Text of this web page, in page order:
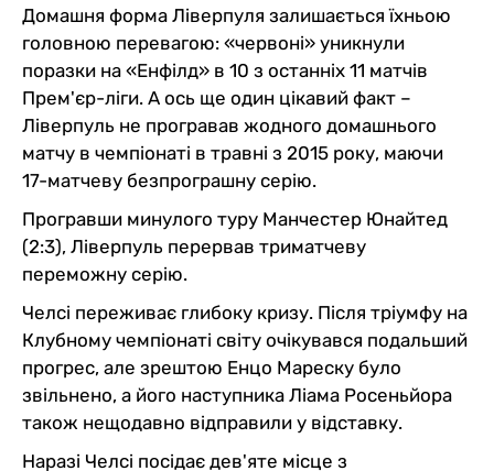
Домашня форма Ліверпуля залишається їхньою
головною перевагою: «червоні» уникнули
поразки на «Енфілд» в 10 з останніх 11 матчів
Прем'єр-ліги. А ось ще один цікавий факт –
Ліверпуль не програвав жодного домашнього
матчу в чемпіонаті в травні з 2015 року, маючи
17-матчеву безпрограшну серію.
Програвши минулого туру Манчестер Юнайтед
(2:3), Ліверпуль перервав триматчеву
переможну серію.
Челсі переживає глибоку кризу. Після тріумфу на
Клубному чемпіонаті світу очікувався подальший
прогрес, але зрештою Енцо Мареску було
звільнено, а його наступника Ліама Росеньйора
також нещодавно відправили у відставку.
Наразі Челсі посідає дев'яте місце з